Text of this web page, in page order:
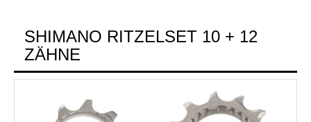
SHIMANO RITZELSET 10 + 12
ZÄHNE